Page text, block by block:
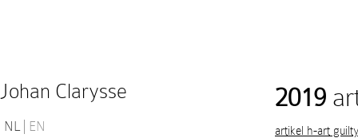
Johan Clarysse
NL EN
2019
artikel h-art